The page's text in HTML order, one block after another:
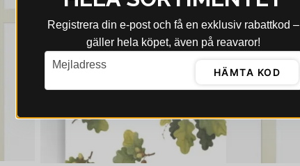
Registrera din e‑post och få en exklusiv rabattkod –
gäller hela köpet, även på reavaror!
email
Mejladress
HÄMTA KOD